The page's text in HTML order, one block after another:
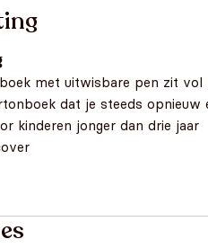
met uitwisbare pen zit vol
dat je steeds opnieuw
kinderen jonger dan drie jaar